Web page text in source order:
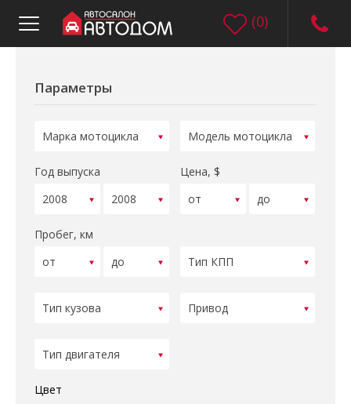
(0)
Параметры
Год выпуска Цена, $
Пробег, км
Цвет